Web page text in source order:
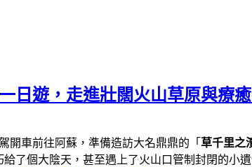
日遊，走進壯闊火山草原與療癒
開車前往阿蘇，準備造訪大名鼎鼎的「 草千里之
了個大陰天，甚至遇上了火山口管制封閉的小